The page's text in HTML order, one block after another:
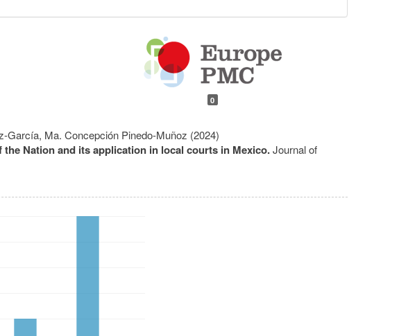
0
Ma. Concepción Pinedo-Muñoz (2024)
Nation and its application in local courts in Mexico.Journal of